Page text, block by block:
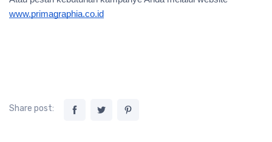
www.primagraphia.co.id
Share post: